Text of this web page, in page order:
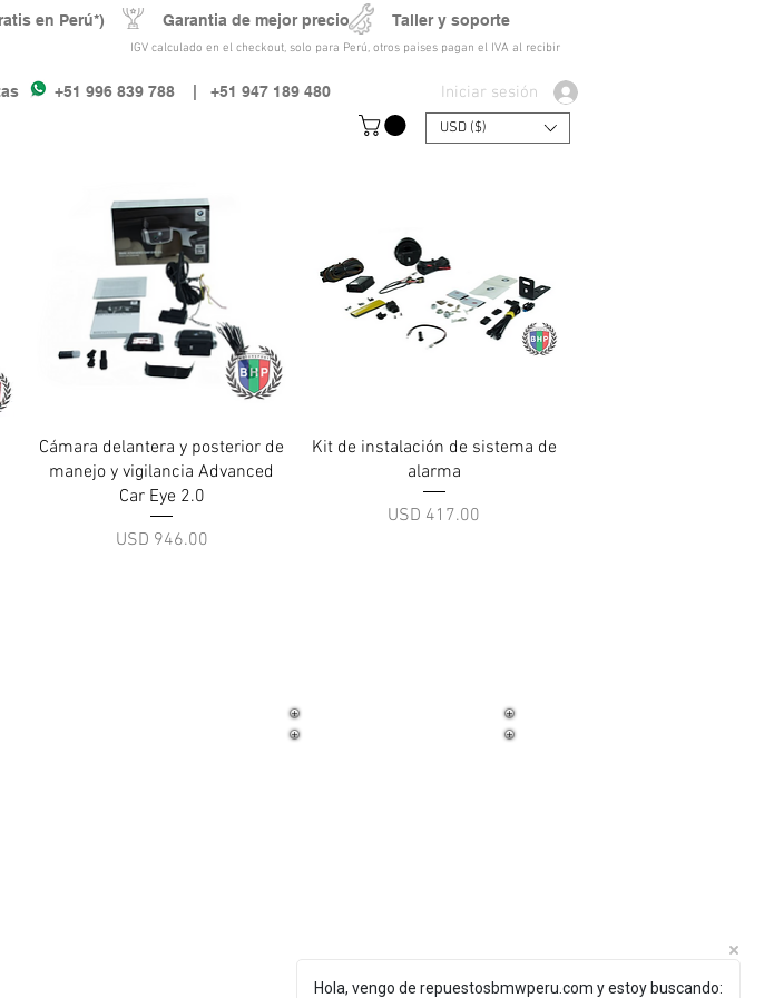
IGV calculado en el checkout, solo para Perú, otros paises pagan el IVA al recibir
Iniciar sesión
+51 996 839 788 | +51 947 189 480
USD ($)
(gratis en Perú*) Garantia de mejor precio Taller y soporte
Vista rápida
Cámara delantera y posterior de
manejo y vigilancia Advanced
Car Eye 2.0
Precio
USD 946.00
Vista rápida
Kit de instalación de sistema de
alarma
Precio
USD 417.00
Hola, vengo de repuestosbmwperu.com y estoy buscando: